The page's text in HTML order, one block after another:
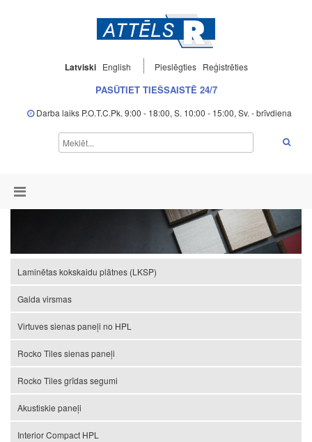
Latviski English Pieslēgties Reģistrēties
PASŪTIET TIEŠSAISTĒ 24/7
Darba laiks P.O.T.C.Pk. 9:00 - 18:00, S. 10:00 - 15:00, Sv. - brīvdiena
Laminētas kokskaidu plātnes (LKSP)
Galda virsmas
Virtuves sienas paneļi no HPL
Rocko Tiles sienas paneļi
Rocko Tiles grīdas segumi
Akustiskie paneļi
Interior Compact HPL